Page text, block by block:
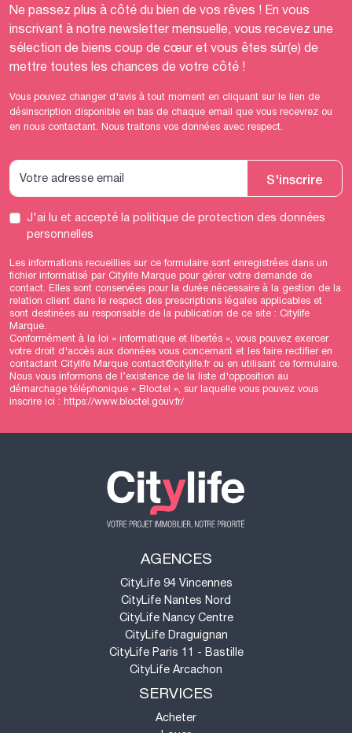
Ne passez plus à côté du bien de vos rêves ! En vous
inscrivant à notre newsletter mensuelle, vous recevez une
sélection de biens coup de cœur et vous êtes sûr(e) de
mettre toutes les chances de votre côté !
Vous pouvez changer d'avis à tout moment en cliquant sur le lien de
désinscription disponible en bas de chaque email que vous recevrez ou
en nous contactant. Nous traitons vos données avec respect.
S'inscrire
J'ai lu et acceptéla politique de protection des données
personnelles
Les informations recueillies sur ce formulaire sont enregistrées dans un
fichier informatisé par Citylife Marque pour gérer votre demande de
contact. Elles sont conservées pour la durée nécessaire à la gestion de la
relation client dans le respect des prescriptions légales applicables et
sont destinées au responsable de la publication de ce site : Citylife
Marque.
Conformément à la loi « informatique et libertés », vous pouvez exercer
votre droit d'accès aux données vous concernant et les faire rectifier en
contactant Citylife Marque contact@citylife.fr ou en utilisant ce formulaire.
Nous vous informons de l’existence de la liste d'opposition au
démarchage téléphonique « Bloctel », sur laquelle vous pouvez vous
inscrire ici : https://www.bloctel.gouv.fr/
AGENCES
CityLife 94 Vincennes
CityLife Nantes Nord
CityLife Nancy Centre
CityLife Draguignan
CityLife Paris 11 - Bastille
CityLife Arcachon
SERVICES
Acheter